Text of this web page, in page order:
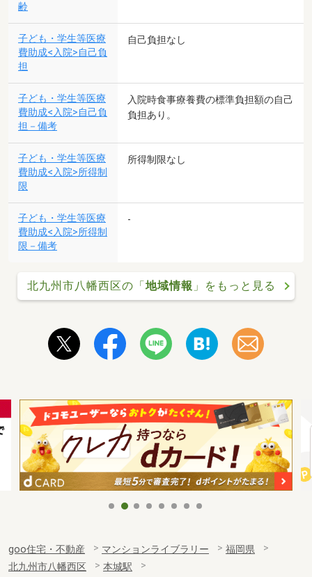
齢
子ども・学生等医療
費助成<入院>自己負
担
自己負担なし
子ども・学生等医療
費助成<入院>自己負
担－備考
入院時食事療養費の標準負担額の自己
負担あり。
子ども・学生等医療
費助成<入院>所得制
限
所得制限なし
子ども・学生等医療
費助成<入院>所得制
限－備考
-
北九州市八幡西区の「地域情報 」をもっと見る
goo住宅・不動産 マンションライブラリー
福岡県
北九州市八幡西区
本城駅